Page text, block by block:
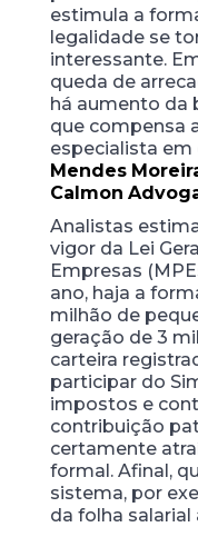
estimula a
legalidade se
interessante.
queda de
há aumento da
que compensa
especialista em
Mendes
Calmon
Analistas
vigor da Lei
Empresas
ano, haja a
milhão de
geração de 3
carteira
participar do
impostos e
contribuição
certamente
formal. Afinal,
sistema, por
da folha salarial